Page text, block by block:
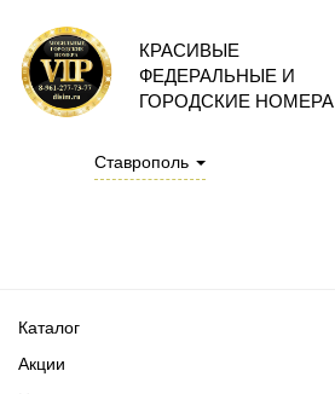
КРАСИВЫЕ
ФЕДЕРАЛЬНЫЕ И
ГОРОДСКИЕ НОМЕРА
Ставрополь
Каталог
Акции